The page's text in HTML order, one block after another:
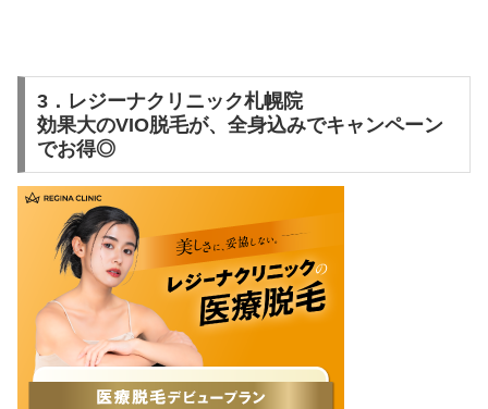
3．レジーナクリニック札幌院
効果大のVIO脱毛が、全身込みでキャンペーン
でお得◎